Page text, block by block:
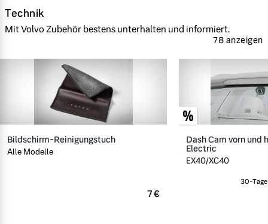
Technik
Mit Volvo Zubehör bestens unterhalten und informiert.
78 anzeigen
Bildschirm-Reinigungstuch
Alle Modelle
7 €
Dash Cam vorn und
Electric
EX40/XC40
30-